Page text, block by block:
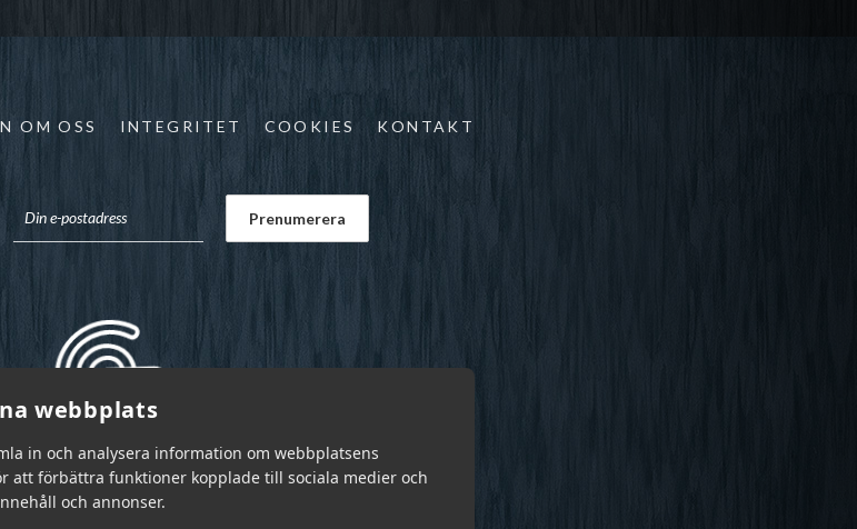
webbplats
in och analysera information om webbplatsens
att förbättra funktioner kopplade till sociala medier och
och annonser.
OM OSS INTEGRITET COOKIES KONTAKT